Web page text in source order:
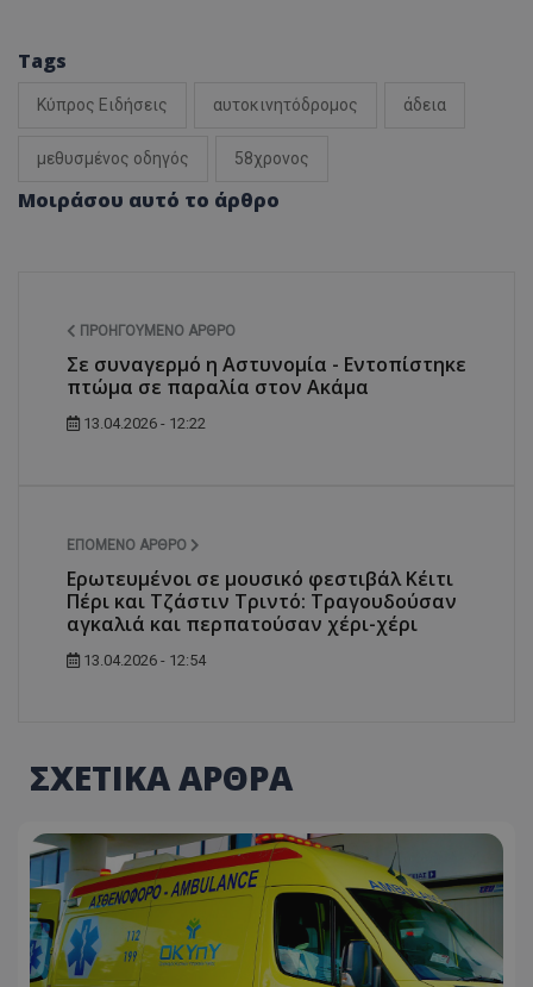
Tags
Κύπρος Ειδήσεις αυτοκινητόδρομος άδεια
μεθυσμένος οδηγός 58χρονος
Μοιράσου αυτό το άρθρο
ΠΡΟΗΓΟΎΜΕΝΟ ΆΡΘΡΟ
Σε συναγερμό η Αστυνομία - Εντοπίστηκε
πτώμα σε παραλία στον Ακάμα
13.04.2026 - 12:22
ΕΠΌΜΕΝΟ ΆΡΘΡΟ
Ερωτευμένοι σε μουσικό φεστιβάλ Κέιτι
Πέρι και Τζάστιν Τριντό: Τραγουδούσαν
αγκαλιά και περπατούσαν χέρι-χέρι
13.04.2026 - 12:54
ΣΧΕΤΙΚΑ ΑΡΘΡΑ